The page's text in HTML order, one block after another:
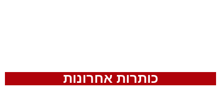
כותרות אחרונות